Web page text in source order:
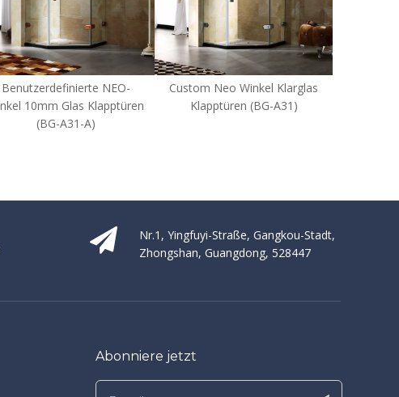
Custom Neo Winkel Klarglas
Klapptüren (BG-A31)
Hotelrahmenlose schwingende
geschwungene
Nr.1, Yingfuyi-Straße, Gangkou-Stadt,
Zhongshan, Guangdong, 528447
Abonniere jetzt